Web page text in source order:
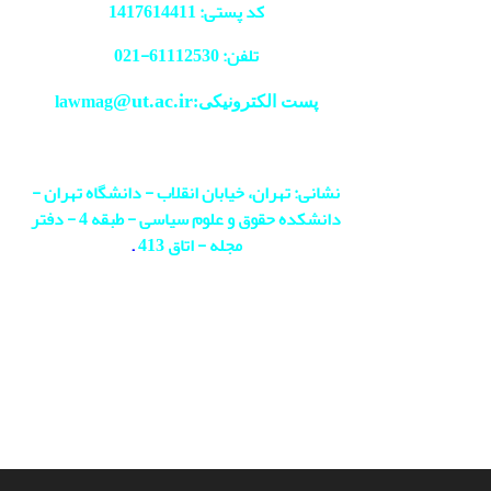
کد پستی: 1417614411
تلفن: 61112530-
021
پست الکترونیکی:lawmag@ut.ac.ir
نشانی: تهران، خیابان انقلاب - دانشگاه تهران -
دانشکده حقوق و علوم سیاسی - طبقه 4 - دفتر
مجله - اتاق 413
.